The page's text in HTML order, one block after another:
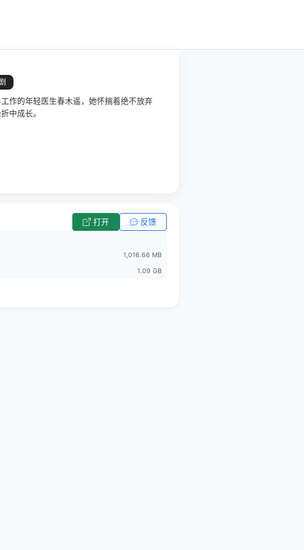
作的年轻医生春木遥，她怀揣着绝不放弃
中成长。
打开 反馈
1,016.66 MB
1.09 GB